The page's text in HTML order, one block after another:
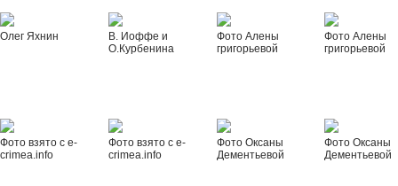
Олег Яхнин
В. Иоффе и
О.Курбенина
Фото Алены
григорьевой
Фото Алены
григорьевой
Фото взято с e-
crimea.info
Фото взято с e-
crimea.info
Фото Оксаны
Дементьевой
Фото Оксаны
Дементьевой